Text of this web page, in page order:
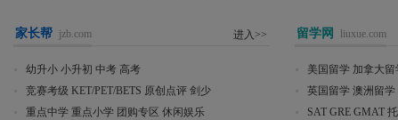
家长帮 jzb.com 进入>>
幼升小 小升初 中考 高考
竞赛考级 KET/PET/BETS 原创点评 剑少
重点中学 重点小学 团购专区 休闲娱乐
留学网 liuxue.com
美国留学 加拿大留
英国留学 澳洲留学
SAT GRE GMAT